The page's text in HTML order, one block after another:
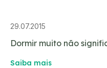
29.07.2015
Dormir muito não
Saiba mais